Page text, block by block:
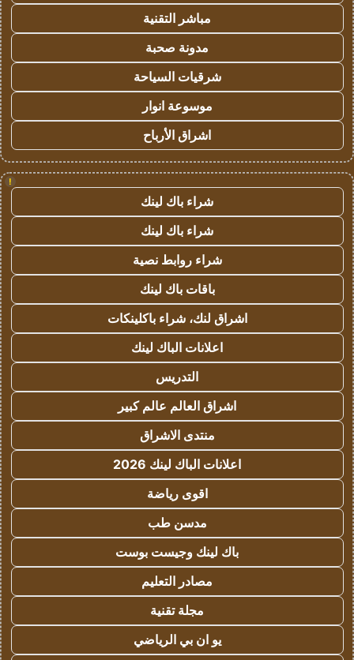
مباشر التقنية
مدونة صحبة
شرقيات السياحة
موسوعة انوار
اشراق الأرباح
!
شراء باك لينك
شراء باك لينك
شراء روابط نصية
باقات باك لينك
اشراق لنك، شراء باكلينكات
اعلانات الباك لينك
التدريس
اشراق العالم عالم كبير
منتدى الاشراق
اعلانات الباك لينك 2026
اقوى رياضة
مدسن طب
باك لينك وجيست بوست
مصادر التعليم
مجلة تقنية
يو ان بي الرياضي